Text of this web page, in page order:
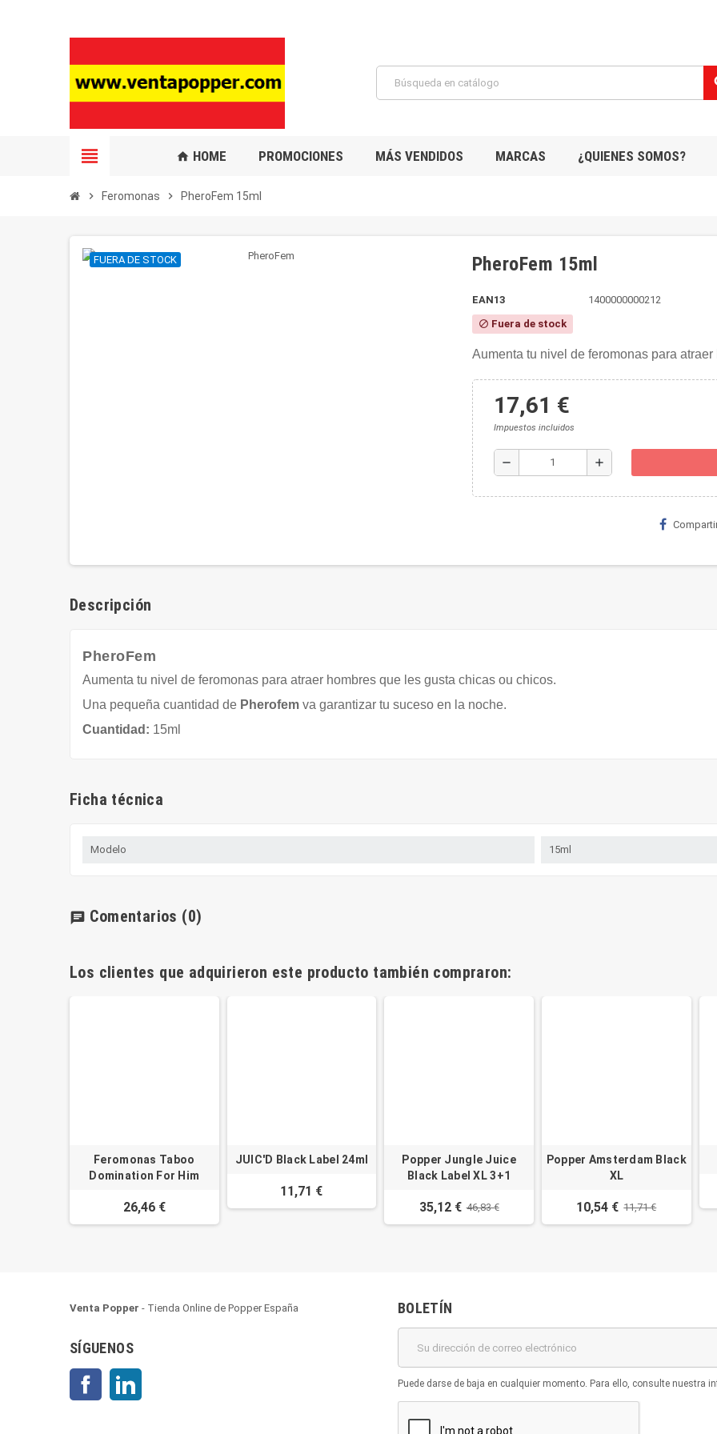
view_headline home HOME PROMOCIONES MÁS VENDIDOS MARCAS ¿QUIENES SOMOS?
chevron_right Feromonas chevron_right PheroFem 15ml
FUERA DE STOCK PheroFem 15ml
EAN13 1400000000212
block Fuera de stock
Aumenta tu nivel de feromonas para atraer
17,61 €
Impuestos incluidos
remove add
Descripción
PheroFem
Aumenta tu nivel de feromonas para atraer hombres que les gusta chicas ou chicos.
Una pequeña cuantidad de Pherofem va garantizar tu suceso en la noche.
Cuantidad: 15ml
Ficha técnica
Modelo 15ml
chat Comentarios (0)
Los clientes que adquirieron este producto también compraron:
Feromonas Taboo
Domination For Him
26,46 €
JUIC'D Black Label 24ml
11,71 €
Popper Jungle Juice
Black Label XL 3+1
35,12 € 46,83 €
Popper Amsterdam Black
XL
10,54 € 11,71 €
Venta Popper - Tienda Online de Popper España
SÍGUENOS
Facebook
BOLETÍN
Puede darse de baja en cualquier momento. Para ello, consulte nuestra